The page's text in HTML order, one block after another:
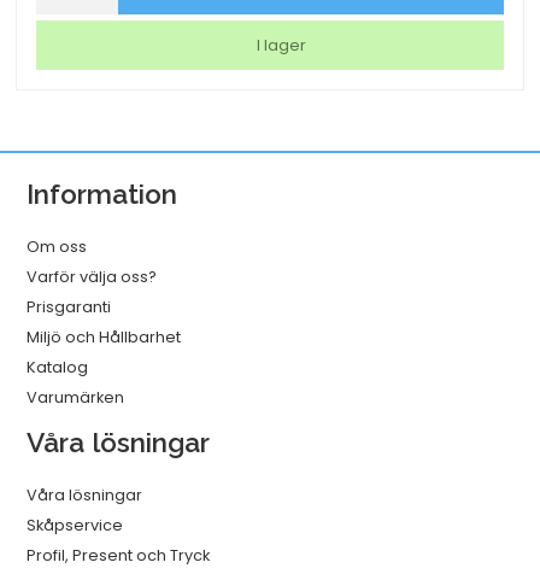
tag
I lager
Information
Om oss
Varför välja oss?
Prisgaranti
Miljö och Hållbarhet
Katalog
Varumärken
Våra lösningar
Våra lösningar
Skåpservice
Profil, Present och Tryck